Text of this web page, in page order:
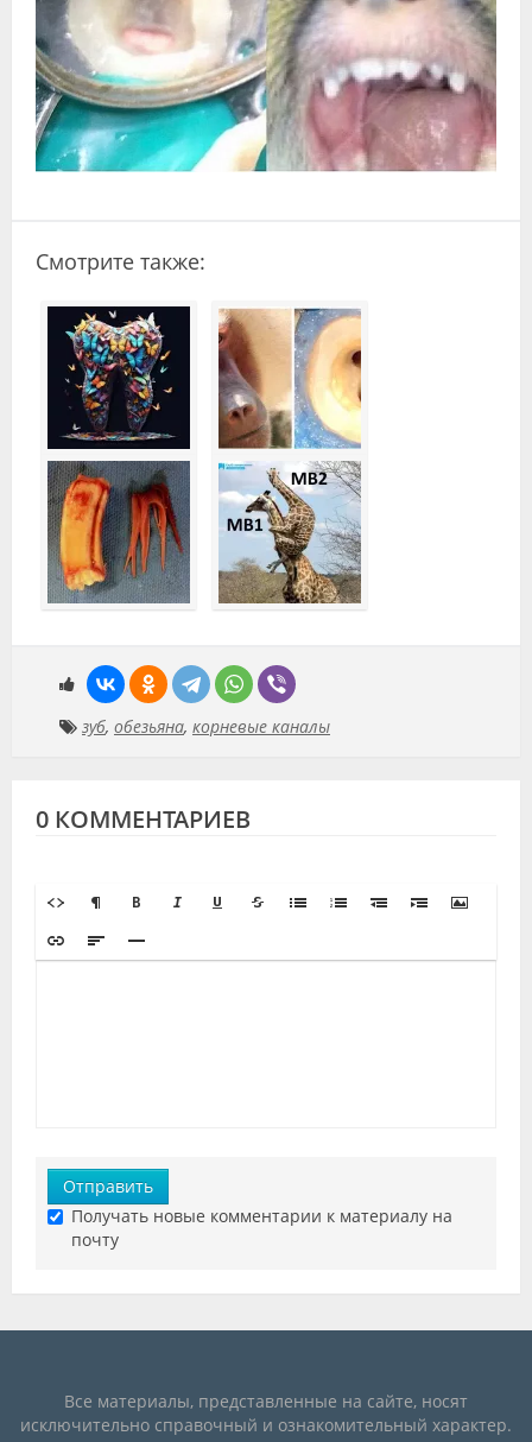
Специалисты
Галерея
Блоги
Лаборатории
Смотрите также:
зуб, обезьяна, корневые каналы
0 КОММЕНТАРИЕВ
Отправить
Получать новые комментарии к материалу на
почту
Все материалы, представленные на сайте, носят
исключительно справочный и ознакомительный характер.